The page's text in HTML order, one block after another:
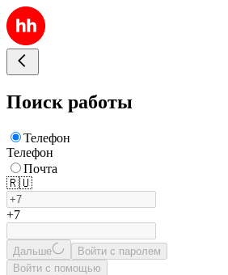
Поиск работы
Телефон
Телефон
Почта
🇷🇺
+7
Дальше
Войти с паролем
Войти с помощью